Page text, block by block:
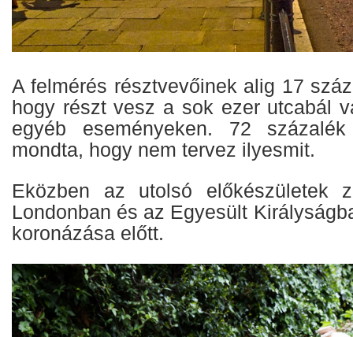
A felmérés résztvevőinek alig 17
hogy részt vesz a sok ezer utcabál
egyéb eseményeken. 72
mondta, hogy nem tervez ilyesmit.
Eközben az utolsó előkészületek
Londonban és az Egyesült
koronázása előtt.